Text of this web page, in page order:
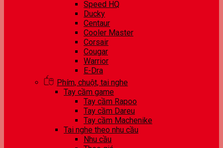
Speed HQ
Ducky
Centaur
Cooler Master
Corsair
Cougar
Warrior
E-Dra
Phím, chuột, tai nghe
Tay cầm game
Tay cầm Rapoo
Tay cầm Dareu
Tay cầm Machenike
Tai nghe theo nhu cầu
Nhu cầu